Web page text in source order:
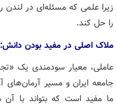
زیرا علمی که مسئله‌ای در لندن
را حل کند.
ملاک اصلی در مفید بودن دانش:
عاملی، معیار سودمندی یک
جامعه ایران و مسیر آرمان‌های
ما مفید است که بتواند با آن